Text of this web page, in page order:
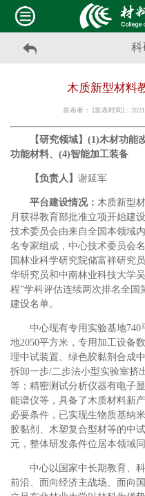
科
木质新型材料
发布者： [发表时间]：
【研究领域】 (1)木材功能
功能材料、(4)智能加工装备
【负责人】 谢延军
平台建设情况： 木质新型
月获得教育部批准立项开始建
技术委员会由来自全国本领域
名专家组成，中心技术委员会
国林业科学研究院储富祥研究
华研究员和中南林业科技大学
程”学科评估连续两次排名全国
建设名单。
中心现有专用实验基地
地2050平方米，专用加工设备
理中试装置、绿色胶黏剂合成
拆卸一步/二步法小型实验室挤
等；精密测试分析仪器有电子
能谱仪等，具备了木质材料新
必要条件，已实现生物质基纳
胶黏剂、木塑复合型材等的中
元，整体研发条件位居本领域
中心以国家中长期教育、
前沿、面向经济主战场、面向